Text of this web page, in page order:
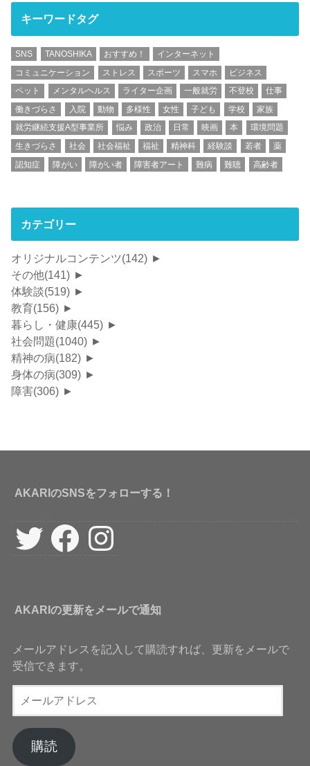
キーワードタグ
SNS TANOSHIKA おすすめ！
インターネット
コミュニケーション
ストレス スポーツ スマホ
ビジネス
ペット
メンタルヘルス ライター企画 一般就労 不登校
仕事
働きづらさ
入院 動物 多様性 女性 子ども 学校
家族
就労継続支援A型事業所
悩み 政治 日常 映画 本
環境問題
生きづらさ
社会 社会福祉 福祉 精神科 経験談 若者
薬
認知症
障がい 障がい者 障害者アート 難病 難聴 高齢者
カテゴリー
オリジナルコンテンツ(142) ►
その他(141) ►
体験談(519) ►
教育(156) ►
暮らし・健康(445) ►
社会問題(1040) ►
精神の病(182) ►
身体の病(309) ►
障害(306) ►
AKARIのSNSをフォローする！
Twitter FacebookInstagram
AKARIの更新をメールで通知
メールアドレスを記入して購読すれば、更新をメールで
受信できます。
ア
ド
購読